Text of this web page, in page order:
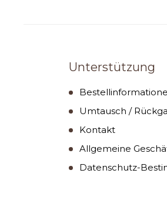
Unterstützung
Umtausch /
Kontakt
Allgemeine
Datenschutz-